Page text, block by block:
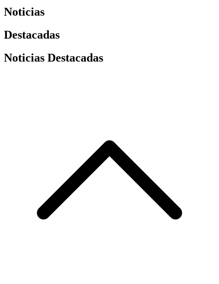
Noticias
Destacadas
Noticias Destacadas